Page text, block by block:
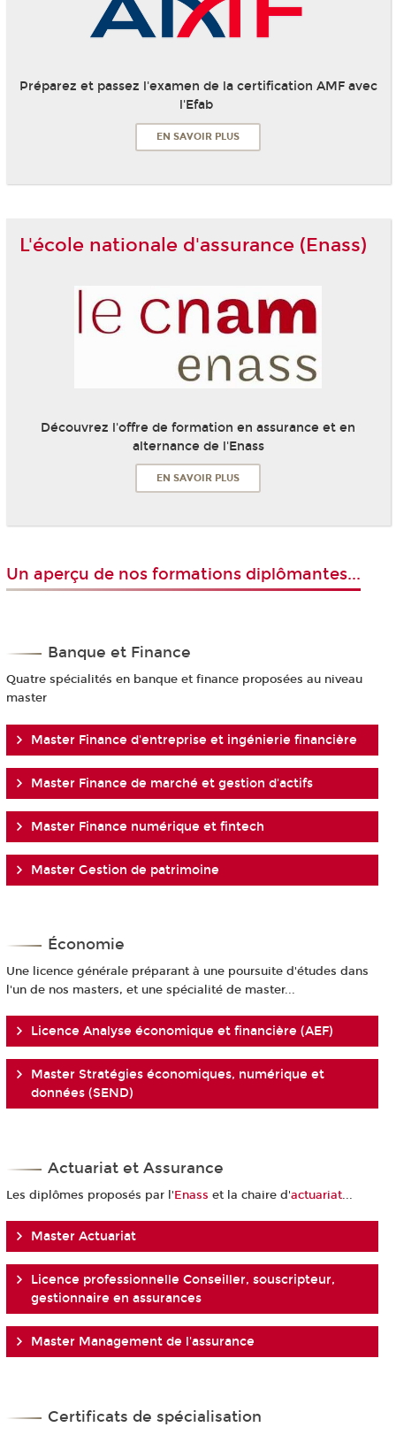
Préparez et passez l'examen de la certification AMF avec
l'Efab
EN SAVOIR PLUS
L'école nationale d'assurance (Enass)
Découvrez l'offre de formation en assurance et en
alternance de l'Enass
EN SAVOIR PLUS
Un aperçu de nos formations diplômantes...
Banque et Finance
Quatre spécialités en banque et finance proposées au niveau
master
Master Finance d'entreprise et ingénierie financière
Master Finance de marché et gestion d'actifs
Master Finance numérique et fintech
Master Gestion de patrimoine
Économie
Une licence générale préparant à une poursuite d'études dans
l'un de nos masters, et une spécialité de master...
Licence Analyse économique et financière (AEF)
Master Stratégies économiques, numérique et
données (SEND)
Actuariat et Assurance
Les diplômes proposés par l'Enass et la chaire d'actuariat...
Master Actuariat
Licence professionnelle Conseiller, souscripteur,
gestionnaire en assurances
Master Management de l'assurance
Certificats de spécialisation